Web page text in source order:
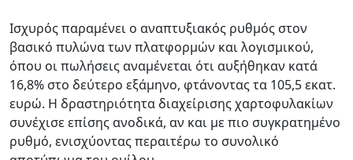
Ισχυρός παραμένει ο αναπτυξιακός ρυθμός στον
βασικό πυλώνα των πλατφορμών και λογισμικού,
όπου οι πωλήσεις αναμένεται ότι αυξήθηκαν κατά
16,8% στο δεύτερο εξάμηνο, φτάνοντας τα 105,5 εκατ.
ευρώ. Η δραστηριότητα διαχείρισης χαρτοφυλακίων
συνέχισε επίσης ανοδικά, αν και με πιο συγκρατημένο
ρυθμό, ενισχύοντας περαιτέρω το συνολικό